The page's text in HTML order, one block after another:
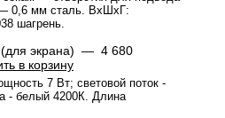
0,6 мм сталь. ВхШхГ:
шагрень.
(для экрана) — 4 680
в корзину
7 Вт; световой поток -
- белый 4200К. Длина